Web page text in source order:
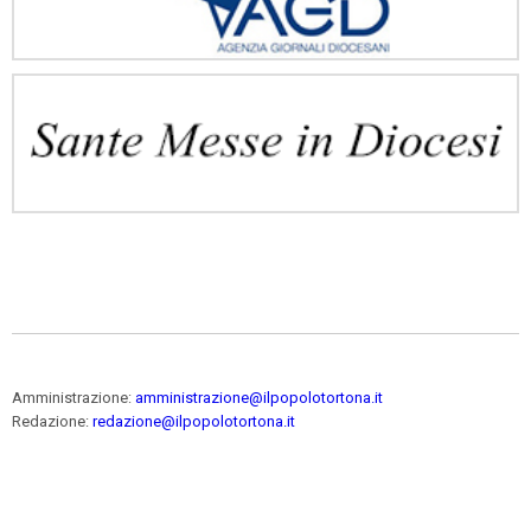
Amministrazione: amministrazione@ilpopolotortona.it
Redazione: redazione@ilpopolotortona.it